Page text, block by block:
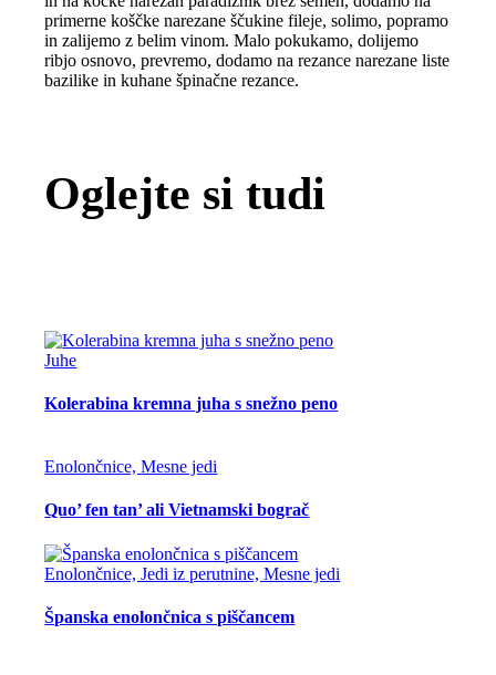
primerne koščke narezane ščukine fileje, solimo, popramo
in zalijemo z belim vinom. Malo pokukamo, dolijemo
ribjo osnovo, prevremo, dodamo na rezance narezane liste
bazilike in kuhane špinačne rezance.
Oglejte si tudi
Juhe
Kolerabina kremna juha s snežno peno
Enolončnice, Mesne jedi
Quo’ fen tan’ ali Vietnamski bograč
Enolončnice, Jedi iz perutnine, Mesne jedi
Španska enolončnica s piščancem